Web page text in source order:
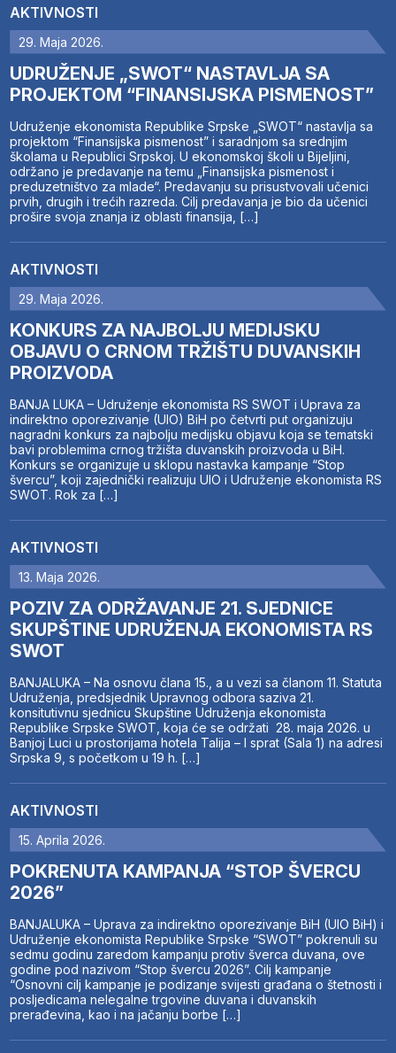
AKTIVNOSTI
29. Maja 2026.
UDRUŽENJE „SWOT“ NASTAVLJA SA
PROJEKTOM “FINANSIJSKA PISMENOST”
Udruženje ekonomista Republike Srpske „SWOT“ nastavlja sa
projektom “Finansijska pismenost” i saradnjom sa srednjim
školama u Republici Srpskoj. U ekonomskoj školi u Bijeljini,
održano je predavanje na temu „Finansijska pismenost i
preduzetništvo za mlade“. Predavanju su prisustvovali učenici
prvih, drugih i trećih razreda. Cilj predavanja je bio da učenici
prošire svoja znanja iz oblasti finansija, […]
AKTIVNOSTI
29. Maja 2026.
KONKURS ZA NAJBOLJU MEDIJSKU
OBJAVU O CRNOM TRŽIŠTU DUVANSKIH
PROIZVODA
BANJA LUKA – Udruženje ekonomista RS SWOT i Uprava za
indirektno oporezivanje (UIO) BiH po četvrti put organizuju
nagradni konkurs za najbolju medijsku objavu koja se tematski
bavi problemima crnog tržišta duvanskih proizvoda u BiH.
Konkurs se organizuje u sklopu nastavka kampanje “Stop
švercu”, koji zajednički realizuju UIO i Udruženje ekonomista RS
SWOT. Rok za […]
AKTIVNOSTI
13. Maja 2026.
POZIV ZA ODRŽAVANJE 21. SJEDNICE
SKUPŠTINE UDRUŽENJA EKONOMISTA RS
SWOT
BANJALUKA – Na osnovu člana 15., a u vezi sa članom 11. Statuta
Udruženja, predsjednik Upravnog odbora saziva 21.
konsitutivnu sjednicu Skupštine Udruženja ekonomista
Republike Srpske SWOT, koja će se održati 28. maja 2026. u
Banjoj Luci u prostorijama hotela Talija – I sprat (Sala 1) na adresi
Srpska 9, s početkom u 19 h. […]
AKTIVNOSTI
15. Aprila 2026.
POKRENUTA KAMPANJA “STOP ŠVERCU
2026”
BANJALUKA – Uprava za indirektno oporezivanje BiH (UIO BiH) i
Udruženje ekonomista Republike Srpske “SWOT” pokrenuli su
sedmu godinu zaredom kampanju protiv šverca duvana, ove
godine pod nazivom “Stop švercu 2026”. Cilj kampanje
“Osnovni cilj kampanje je podizanje svijesti građana o štetnosti i
posljedicama nelegalne trgovine duvana i duvanskih
prerađevina, kao i na jačanju borbe […]